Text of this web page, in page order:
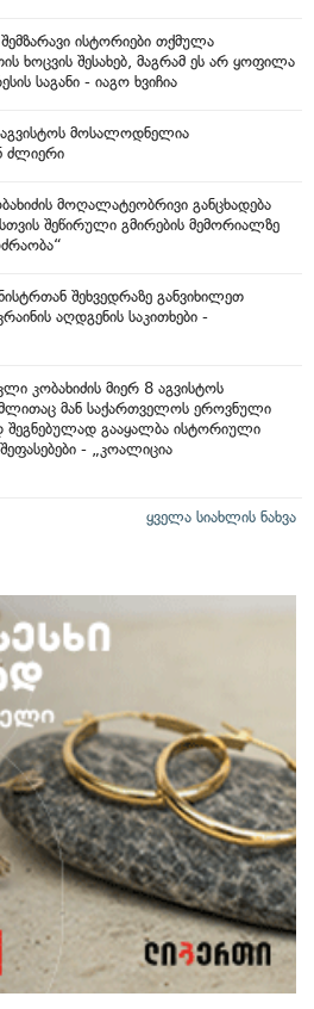
შემზარავი ისტორიები თქმულა
ხოცვის შესახებ, მაგრამ ეს არ ყოფილა
საგანი - იაგო ხვიჩია
მოსალოდნელია
ძლიერი
მოღალატეობრივი განცხადება
შეწირული გმირების მემორიალზე
შეხვედრაზე განვიხილეთ
აღდგენის საკითხები -
კობახიძის მიერ 8 აგვისტოს
მან საქართველოს ეროვნული
შეგნებულად გააყალბა ისტორიული
- „კოალიცია
ყველა სიახლის ნახვა